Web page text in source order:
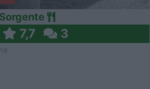
7,7 3